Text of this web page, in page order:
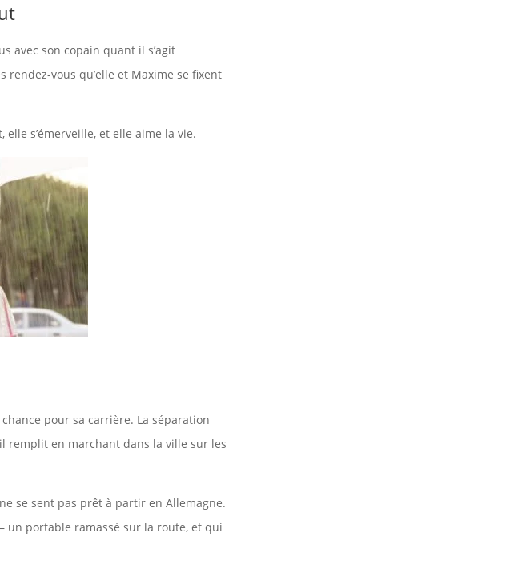
avec son copain quant il s’agit
vous qu’elle et Maxime se fixent
s’émerveille, et elle aime la vie.
pour sa carrière. La séparation
remplit en marchant dans la ville sur les
se sent pas prêt à partir en Allemagne.
un portable ramassé sur la route, et qui